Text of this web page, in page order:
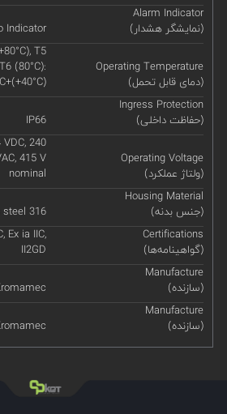
Alarm Indicator
(نمایشگر هشدار)
Indicator
Operating Temperature
(دمای قابل تحمل)
T5
(80°C):
Ingress Protection
(حفاظت داخلی)
IP66
Operating Voltage
(ولتاژ عملکرد)
240
415 V
nominal
Housing Material
(جنس بدنه)
316
Certifications
(گواهینامه‌ها)
Ex ia IIC,
II2GD
Manufacture
(سازنده)
Manufacture
(سازنده)